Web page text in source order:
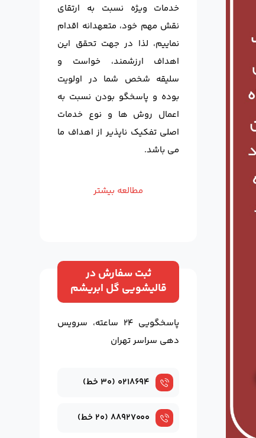
خدمات ویژه نسبت به ارتقای
نقش مهم خود، متعهدانه اقدام
نماییم، لذا در جهت تحقق این
اهداف ارزشمند، خواست و
سلیقه شخص شما در اولویت
بوده و پاسخگو بودن نسبت به
اعمال روش ها و نوع خدمات
اصلی تفکیک ناپذیر از اهداف ما
می باشد.
مطالعه بیشتر
ثبت سفارش در
قالیشویی گل ابریشم
پاسخگویی ۲۴ ساعته، سرویس
دهی سراسر تهران
۰۲۱۸۶۹۴ (۳۰ خط)
۸۸۹۲۷۰۰۰ (۲۰ خط)